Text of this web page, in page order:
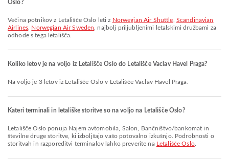
Oslo?
Večina potnikov z Letališče Oslo leti z Norwegian Air Shuttle Scandinavian
Airlines Norwegian Air Sweden , najbolj priljubljenimi letalskimi družbami za
odhode s tega letališča.
Koliko letov je na voljo iz Letališče Oslo do Letališče Vaclav Havel Praga?
Na voljo je 3 letov iz Letališče Oslo v Letališče Vaclav Havel Praga.
Kateri terminali in letališke storitve so na voljo na Letališče Oslo?
Letališče Oslo ponuja Najem avtomobila, Salon, Bančništvo/bankomat in
številne druge storitve, ki izboljšajo vašo potovalno izkušnjo. Podrobnosti o
storitvah in razporeditvi terminalov lahko preverite na Letališče Oslo.